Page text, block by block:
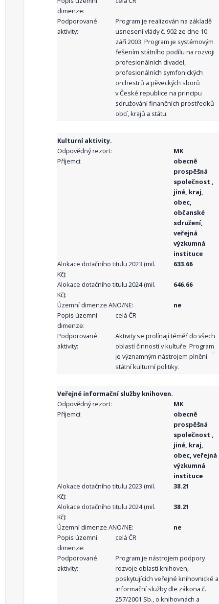
dimenze:
Podporované
aktivity:
Program je realizován na základě
usnesení vlády č. 902 ze dne 10.
září 2003. Program je systémovým
řešením státního podílu na rozvoji
profesionálních divadel,
profesionálních symfonických
orchestrů a pěveckých sborů
v České republice na principu
sdružování finančních prostředků
obcí, krajů a státu.
Kulturní aktivity.
Odpovědný rezort:
MK
Příjemci:
obecně
prospěšná
společnost ,
jiné, kraj,
obec,
občanské
sdružení,
veřejná
výzkumná
instituce
Alokace dotačního titulu 2023 (mil.
Kč):
633.66
Alokace dotačního titulu 2024 (mil.
Kč):
646.66
Územní dimenze ANO/NE:
ne
Popis územní
dimenze:
celá ČR
Podporované
aktivity:
Aktivity se prolínají téměř do všech
oblastí činností v kultuře. Program
je významným nástrojem plnění
státní kulturní politiky.
Veřejné informační služby knihoven.
Odpovědný rezort:
MK
Příjemci:
obecně
prospěšná
společnost ,
jiné, kraj,
obec, veřejná
výzkumná
instituce
Alokace dotačního titulu 2023 (mil.
Kč):
38.21
Alokace dotačního titulu 2024 (mil.
Kč):
38.21
Územní dimenze ANO/NE:
ne
Popis územní
dimenze:
celá ČR
Podporované
aktivity:
Program je nástrojem podpory
rozvoje oblasti knihoven,
poskytujících veřejné knihovnické a
informační služby dle zákona č.
257/2001 Sb., o knihovnách a